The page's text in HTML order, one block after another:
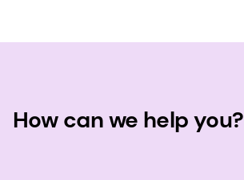
How can we help you?